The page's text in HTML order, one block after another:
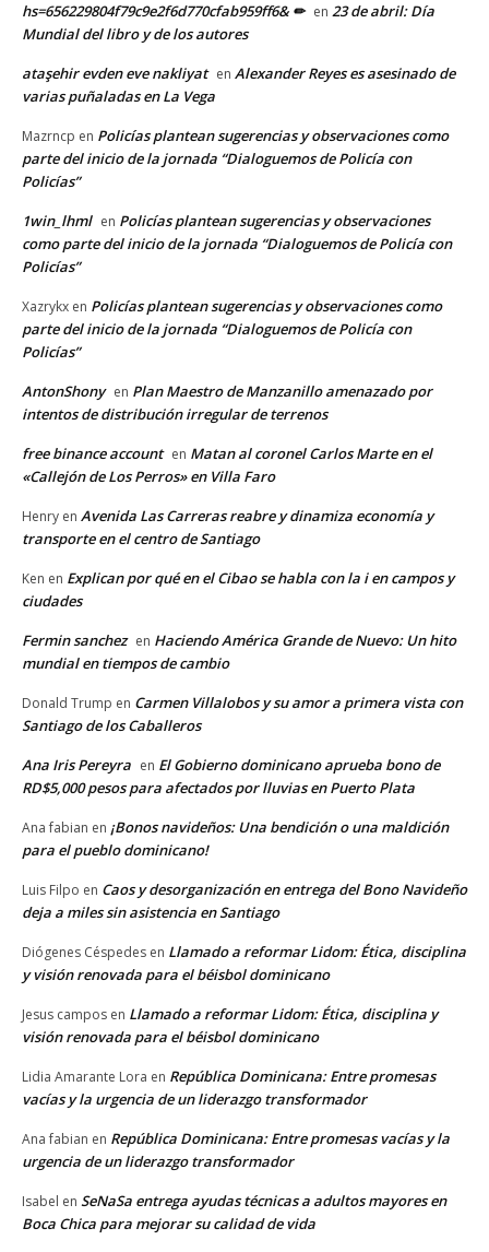
hs=656229804f79c9e2f6d770cfab959ff6& ✏ en 23 de abril: Día
Mundial del libro y de los autores
ataşehir evden eve nakliyat en Alexander Reyes es asesinado de
varias puñaladas en La Vega
Mazrncp en Policías plantean sugerencias y observaciones como
parte del inicio de la jornada “Dialoguemos de Policía con
Policías”
1win_lhml en Policías plantean sugerencias y observaciones
como parte del inicio de la jornada “Dialoguemos de Policía con
Policías”
Xazrykx en Policías plantean sugerencias y observaciones como
parte del inicio de la jornada “Dialoguemos de Policía con
Policías”
AntonShony en Plan Maestro de Manzanillo amenazado por
intentos de distribución irregular de terrenos
free binance account en Matan al coronel Carlos Marte en el
«Callejón de Los Perros» en Villa Faro
Henry en Avenida Las Carreras reabre y dinamiza economía y
transporte en el centro de Santiago
Ken en Explican por qué en el Cibao se habla con la i en campos y
ciudades
Fermin sanchez en Haciendo América Grande de Nuevo: Un hito
mundial en tiempos de cambio
Donald Trump en Carmen Villalobos y su amor a primera vista con
Santiago de los Caballeros
Ana Iris Pereyra en El Gobierno dominicano aprueba bono de
RD$5,000 pesos para afectados por lluvias en Puerto Plata
Ana fabian en ¡Bonos navideños: Una bendición o una maldición
para el pueblo dominicano!
Luis Filpo en Caos y desorganización en entrega del Bono Navideño
deja a miles sin asistencia en Santiago
Diógenes Céspedes en Llamado a reformar Lidom: Ética, disciplina
y visión renovada para el béisbol dominicano
Jesus campos en Llamado a reformar Lidom: Ética, disciplina y
visión renovada para el béisbol dominicano
Lidia Amarante Lora en República Dominicana: Entre promesas
vacías y la urgencia de un liderazgo transformador
Ana fabian en República Dominicana: Entre promesas vacías y la
urgencia de un liderazgo transformador
Isabel en SeNaSa entrega ayudas técnicas a adultos mayores en
Boca Chica para mejorar su calidad de vida